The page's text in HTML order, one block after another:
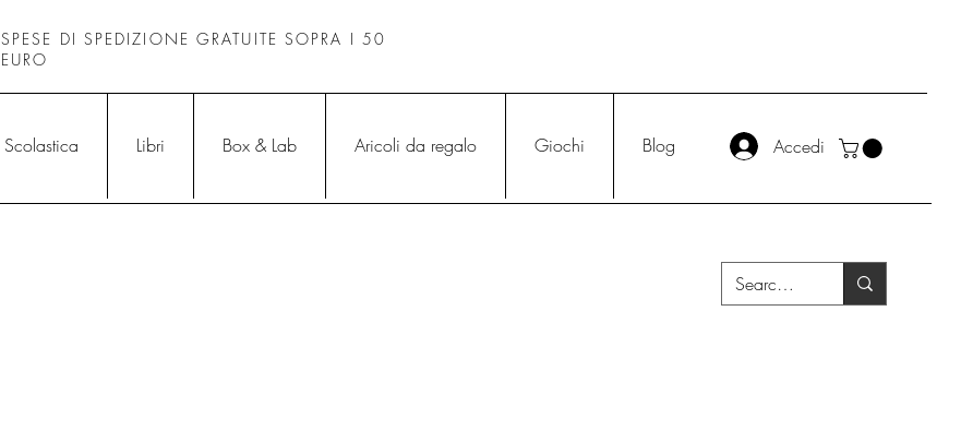
SPESE DI SPEDIZIONE GRATUITE SOPRA I 50
EURO
Scolastica Libri Box & Lab Aricoli da regalo Giochi Blog Accedi